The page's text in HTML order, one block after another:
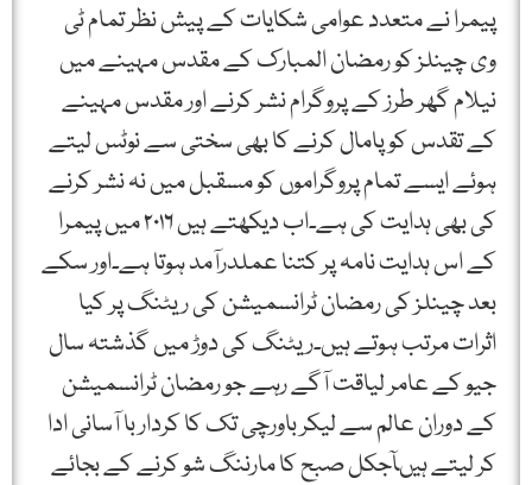
پیمرا نے متعدد عوامی شکایات کے پیش نظر تمام ٹی
وی چینلز کو رمضان المبارک کے مقدس مہینے میں
نیلام گھر طرز کے پروگرام نشر کرنے اور مقدس مہینے
کے تقدس کو پامال کرنے کا بھی سختی سے نوٹس لیتے
ہوئے ایسے تمام پروگراموں کو مسقبل میں نہ نشر کرنے
کی بھی ہدایت کی ہے۔اب دیکھتے ہیں ۲۰۱۶ میں پیمرا
کے اس ہدایت نامہ پر کتنا عملدرآمد ہوتا ہے۔اور سکے
بعد چینلز کی رمضان ٹرانسمیشن کی ریٹنگ پر کیا
اثرات مرتب ہوتے ہیں۔ریٹنگ کی دوڑ میں گذشتہ سال
جیو کے عامر لیاقت آگے رہے جو رمضان ٹرانسمیشن
کے دوران عالم سے لیکر باورچی تک کا کردار با آسانی ادا
کر لیتے ہیںآجکل صبح کا مارننگ شو کرنے کے بجائے